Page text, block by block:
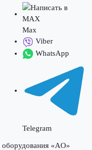
Max
Viber
WhatsApp
Telegram